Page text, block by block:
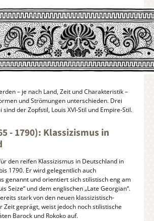
– je nach Land, Zeit und Charakteristik –
und Strömungen unterschieden. Drei
sind der Zopfstil, Louis XVI-Stil und Empire-Stil.
- 1790): Klassizismus in
den reifen Klassizismus in Deutschland in
1790. Er wird gelegentlich auch
genannt und orientiert sich stilistisch eng am
Seize“ und dem englischen „Late Georgian“.
stark von den neuen klassizistisch-
Zeit geprägt, weist jedoch noch stilistische
Barock und Rokoko auf.